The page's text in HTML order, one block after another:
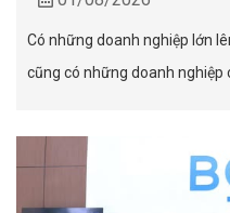
Có những doanh nghiệp lớn
cũng có những doanh nghiệp